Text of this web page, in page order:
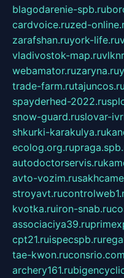
blagodarenie-spb.ru
cardvoice.ruzed-
zarafshan.ruyork-life.ru
vladivostok-map.ru
webamator.ruzaryna.ru
trade-farm.rutajuncos.ru
spayderhed-2022.ru
snow-guard.ruslovar-
shkurki-karakulya.ru
ecolog.org.ru
autodoctorservis.ru
avto-vozim.ru
stroyavt.ru
kvotka.ruiron-snab.ru
associaciya39.ru
cpt21.ruispecspb.ru
tae-kwon.ru
archery161.ru